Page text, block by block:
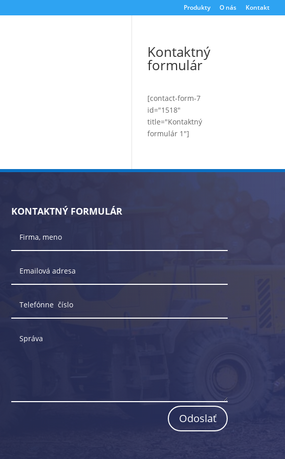
Produkty O nás Kontakt
Kontaktný
formulár
[contact-form-7
id="1518"
title="Kontaktný
formulár 1"]
KONTAKTNÝ FORMULÁR
Odoslať